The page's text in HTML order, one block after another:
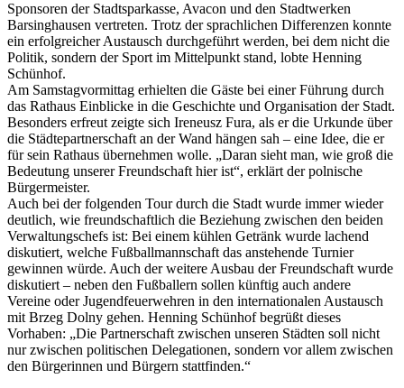
Sponsoren der Stadtsparkasse, Avacon und den Stadtwerken
Barsinghausen vertreten. Trotz der sprachlichen Differenzen konnte
ein erfolgreicher Austausch durchgeführt werden, bei dem nicht die
Politik, sondern der Sport im Mittelpunkt stand, lobte Henning
Schünhof.
Am Samstagvormittag erhielten die Gäste bei einer Führung durch
das Rathaus Einblicke in die Geschichte und Organisation der Stadt.
Besonders erfreut zeigte sich Ireneusz Fura, als er die Urkunde über
die Städtepartnerschaft an der Wand hängen sah – eine Idee, die er
für sein Rathaus übernehmen wolle. „Daran sieht man, wie groß die
Bedeutung unserer Freundschaft hier ist“, erklärt der polnische
Bürgermeister.
Auch bei der folgenden Tour durch die Stadt wurde immer wieder
deutlich, wie freundschaftlich die Beziehung zwischen den beiden
Verwaltungschefs ist: Bei einem kühlen Getränk wurde lachend
diskutiert, welche Fußballmannschaft das anstehende Turnier
gewinnen würde. Auch der weitere Ausbau der Freundschaft wurde
diskutiert – neben den Fußballern sollen künftig auch andere
Vereine oder Jugendfeuerwehren in den internationalen Austausch
mit Brzeg Dolny gehen. Henning Schünhof begrüßt dieses
Vorhaben: „Die Partnerschaft zwischen unseren Städten soll nicht
nur zwischen politischen Delegationen, sondern vor allem zwischen
den Bürgerinnen und Bürgern stattfinden.“